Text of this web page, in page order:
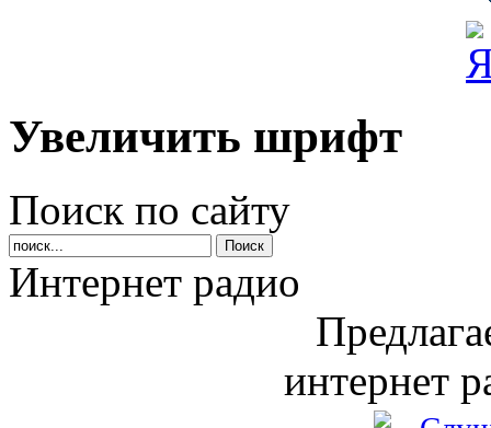
Увеличить шрифт
Поиск по сайту
Интернет радио
интернет